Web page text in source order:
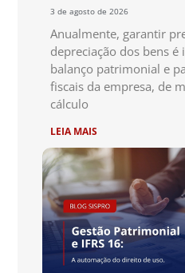
3 de agosto de 2026
Anualmente, garantir
depreciação dos bens
balanço patrimonial e
fiscais da empresa, de
cálculo
LEIA MAIS